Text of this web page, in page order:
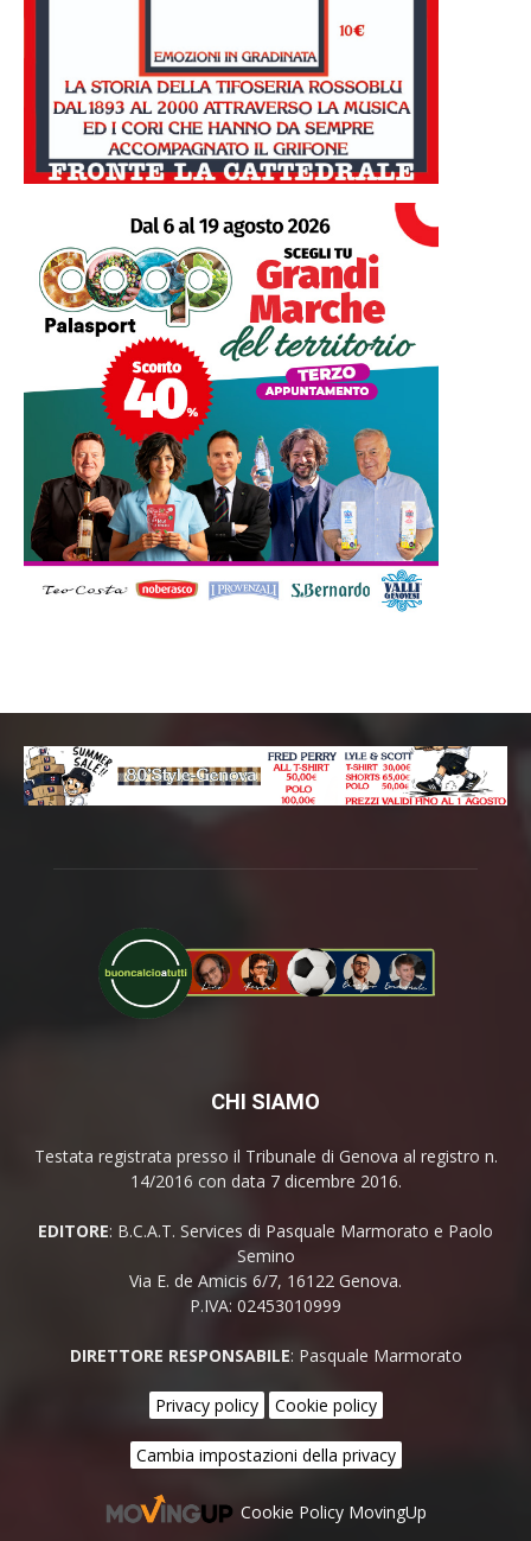
CHI SIAMO
Testata registrata presso il Tribunale di Genova al registro n.
14/2016 con data 7 dicembre 2016.
EDITORE: B.C.A.T. Services di Pasquale Marmorato e Paolo
Semino
Via E. de Amicis 6/7, 16122 Genova.
P.IVA: 02453010999
DIRETTORE RESPONSABILE: Pasquale Marmorato
Privacy policy Cookie policy
Cambia impostazioni della privacy
Cookie Policy MovingUp